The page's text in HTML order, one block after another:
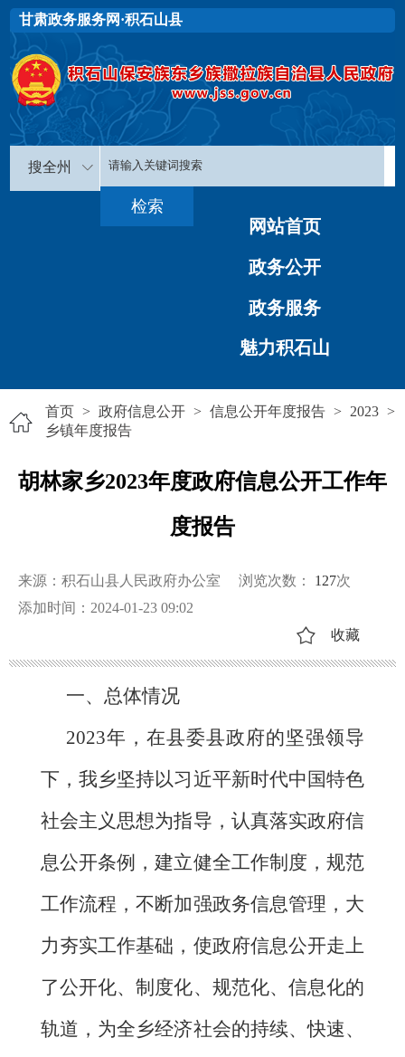
甘肃政务服务网·积石山县
搜全州
网站首页
政务公开
政务服务
魅力积石山
首页 > 政府信息公开 > 信息公开年度报告 > 2023 >
乡镇年度报告
胡林家乡2023年度政府信息公开工作年
度报告
来源：积石山县人民政府办公室 浏览次数： 127次
添加时间：2024-01-23 09:02
收藏
一、总体情况
2023年，在县委县政府的坚强领导
下，我乡坚持以习近平新时代中国特色
社会主义思想为指导，认真落实政府信
息公开条例，建立健全工作制度，规范
工作流程，不断加强政务信息管理，大
力夯实工作基础，使政府信息公开走上
了公开化、制度化、规范化、信息化的
轨道，为全乡经济社会的持续、快速、